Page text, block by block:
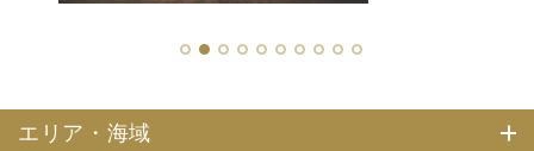
1 2 3 4 5 6 7 8 9 10
エリア・海域